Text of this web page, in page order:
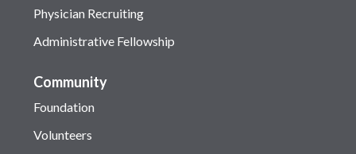
Physician Recruiting
Administrative Fellowship
Community
Foundation
Volunteers